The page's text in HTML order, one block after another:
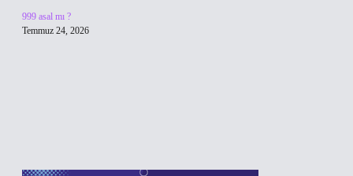
999 asal mı ?
Temmuz 24, 2026